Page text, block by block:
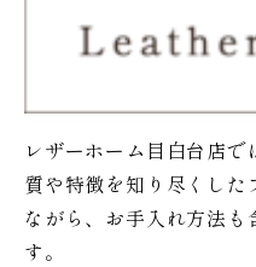
レザーホーム目白台店
質や特徴を知り尽くした
ながら、お手入れ方法も
す。